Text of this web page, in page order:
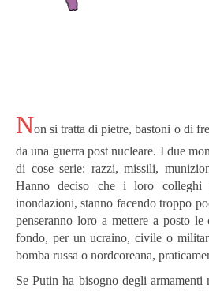
Non si tratta di pietre, bastoni o di
da una guerra post nucleare. I due
di cose serie: razzi, missili,
Hanno deciso che i loro colleghi
inondazioni, stanno facendo troppo
penseranno loro a mettere a posto
fondo, per un ucraino, civile o
bomba russa o nordcoreana,
Se Putin ha bisogno degli